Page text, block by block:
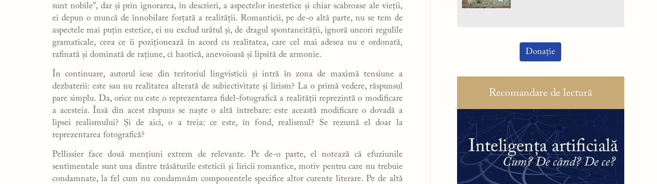
sunt nobile”, dar și prin ignorarea, în descrieri, a aspectelor inestetice și chiar scabroase ale vieții,
ei depun o muncă de înnobilare forțată a realității. Romanticii, pe de-o altă parte, nu se tem de
aspectele mai puțin estetice, ei nu exclud urâtul și, de dragul spontaneității, ignoră uneori regulile
gramaticale, ceea ce îi poziționează în acord cu realitatea, care cel mai adesea nu e ordonată,
rafinată și dominată de rațiune, ci haotică, anevoioasă și lipsită de armonie.
În continuare, autorul iese din teritoriul lingvisticii și intră în zona de maximă tensiune a
dezbaterii: este sau nu realitatea alterată de subiectivitate și lirism? La o primă vedere, răspunsul
pare simplu. Da, orice nu este o reprezentarea fidel-fotografică a realității reprezintă o modificare
a acesteia. Însă din acest răspuns se naște o altă întrebare: este această modificare o dovadă a
lipsei realismului? Și de aici, o a treia: ce este, în fond, realismul? Se rezumă el doar la
reprezentarea fotografică?
Pellissier face două mențiuni extrem de relevante. Pe de-o parte, el notează că efuziunile
sentimentale sunt una dintre trăsăturile esteticii și liricii romantice, motiv pentru care nu trebuie
condamnate, la fel cum nu condamnăm componentele specifice altor curente literare. Pe de altă
Donație
Recomandare de lectură